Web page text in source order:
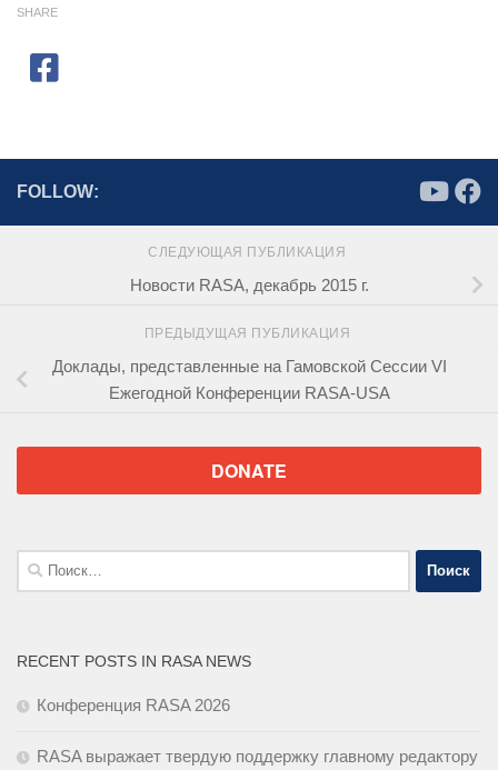
SHARE
FOLLOW:
СЛЕДУЮЩАЯ ПУБЛИКАЦИЯ
Новости RASA, декабрь 2015 г.
ПРЕДЫДУЩАЯ ПУБЛИКАЦИЯ
Доклады, представленные на Гамовской Сессии VI
Ежегодной Конференции RASA-USA
DONATE
Найти:
RECENT POSTS IN RASA NEWS
Конференция RASA 2026
RASA выражает твердую поддержку главному редактору